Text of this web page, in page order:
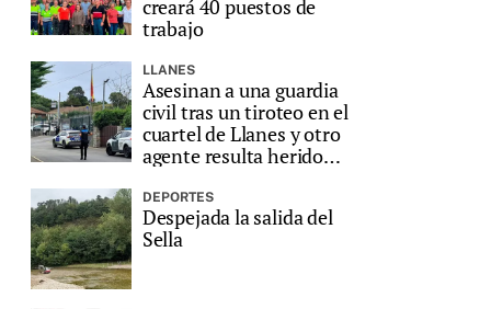
creará 40 puestos de
trabajo
LLANES
Asesinan a una guardia
civil tras un tiroteo en el
cuartel de Llanes y otro
agente resulta herido
DEPORTES
Despejada la salida del
Sella